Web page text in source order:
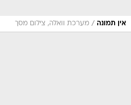
אין תמונה / מערכת וואלה, צילום מסך